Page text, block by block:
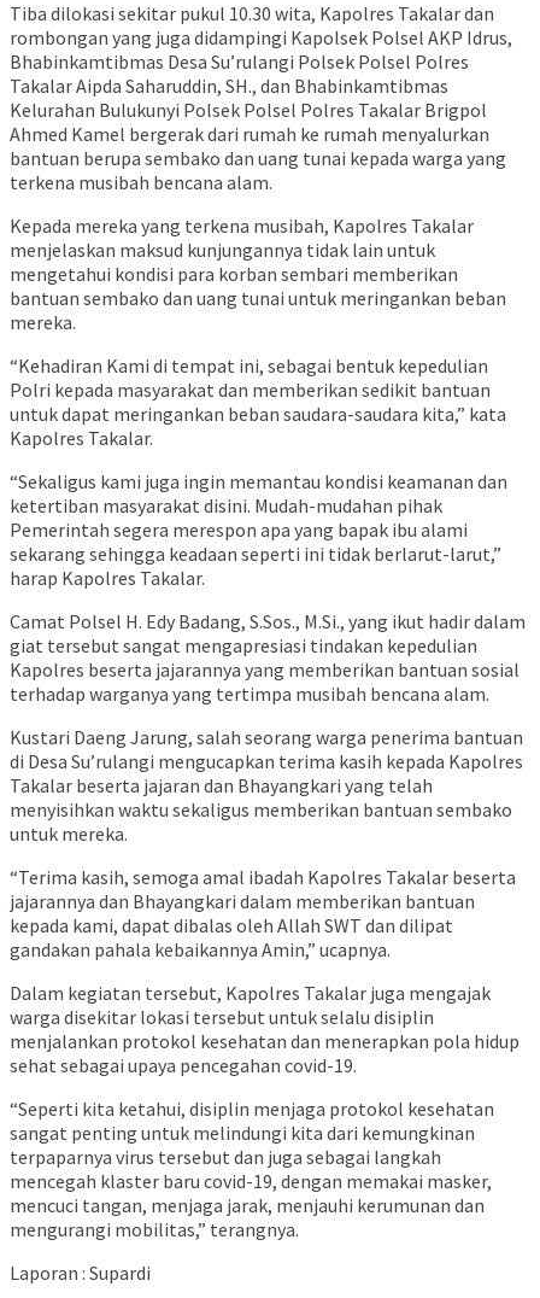
Tiba dilokasi sekitar pukul 10.30 wita, Kapolres Takalar dan
rombongan yang juga didampingi Kapolsek Polsel AKP Idrus,
Bhabinkamtibmas Desa Su’rulangi Polsek Polsel Polres
Takalar Aipda Saharuddin, SH., dan Bhabinkamtibmas
Kelurahan Bulukunyi Polsek Polsel Polres Takalar Brigpol
Ahmed Kamel bergerak dari rumah ke rumah menyalurkan
bantuan berupa sembako dan uang tunai kepada warga yang
terkena musibah bencana alam.
Kepada mereka yang terkena musibah, Kapolres Takalar
menjelaskan maksud kunjungannya tidak lain untuk
mengetahui kondisi para korban sembari memberikan
bantuan sembako dan uang tunai untuk meringankan beban
mereka.
“Kehadiran Kami di tempat ini, sebagai bentuk kepedulian
Polri kepada masyarakat dan memberikan sedikit bantuan
untuk dapat meringankan beban saudara-saudara kita,” kata
Kapolres Takalar.
“Sekaligus kami juga ingin memantau kondisi keamanan dan
ketertiban masyarakat disini. Mudah-mudahan pihak
Pemerintah segera merespon apa yang bapak ibu alami
sekarang sehingga keadaan seperti ini tidak berlarut-larut,”
harap Kapolres Takalar.
Camat Polsel H. Edy Badang, S.Sos., M.Si., yang ikut hadir dalam
giat tersebut sangat mengapresiasi tindakan kepedulian
Kapolres beserta jajarannya yang memberikan bantuan sosial
terhadap warganya yang tertimpa musibah bencana alam.
Kustari Daeng Jarung, salah seorang warga penerima bantuan
di Desa Su’rulangi mengucapkan terima kasih kepada Kapolres
Takalar beserta jajaran dan Bhayangkari yang telah
menyisihkan waktu sekaligus memberikan bantuan sembako
untuk mereka.
“Terima kasih, semoga amal ibadah Kapolres Takalar beserta
jajarannya dan Bhayangkari dalam memberikan bantuan
kepada kami, dapat dibalas oleh Allah SWT dan dilipat
gandakan pahala kebaikannya Amin,” ucapnya.
Dalam kegiatan tersebut, Kapolres Takalar juga mengajak
warga disekitar lokasi tersebut untuk selalu disiplin
menjalankan protokol kesehatan dan menerapkan pola hidup
sehat sebagai upaya pencegahan covid-19.
“Seperti kita ketahui, disiplin menjaga protokol kesehatan
sangat penting untuk melindungi kita dari kemungkinan
terpaparnya virus tersebut dan juga sebagai langkah
mencegah klaster baru covid-19, dengan memakai masker,
mencuci tangan, menjaga jarak, menjauhi kerumunan dan
mengurangi mobilitas,” terangnya.
Laporan : Supardi